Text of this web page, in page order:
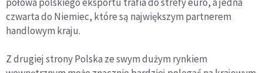
czwarta do Niemiec, które są największym partnerem
handlowym kraju.
Z drugiej strony Polska ze swym dużym rynkiem